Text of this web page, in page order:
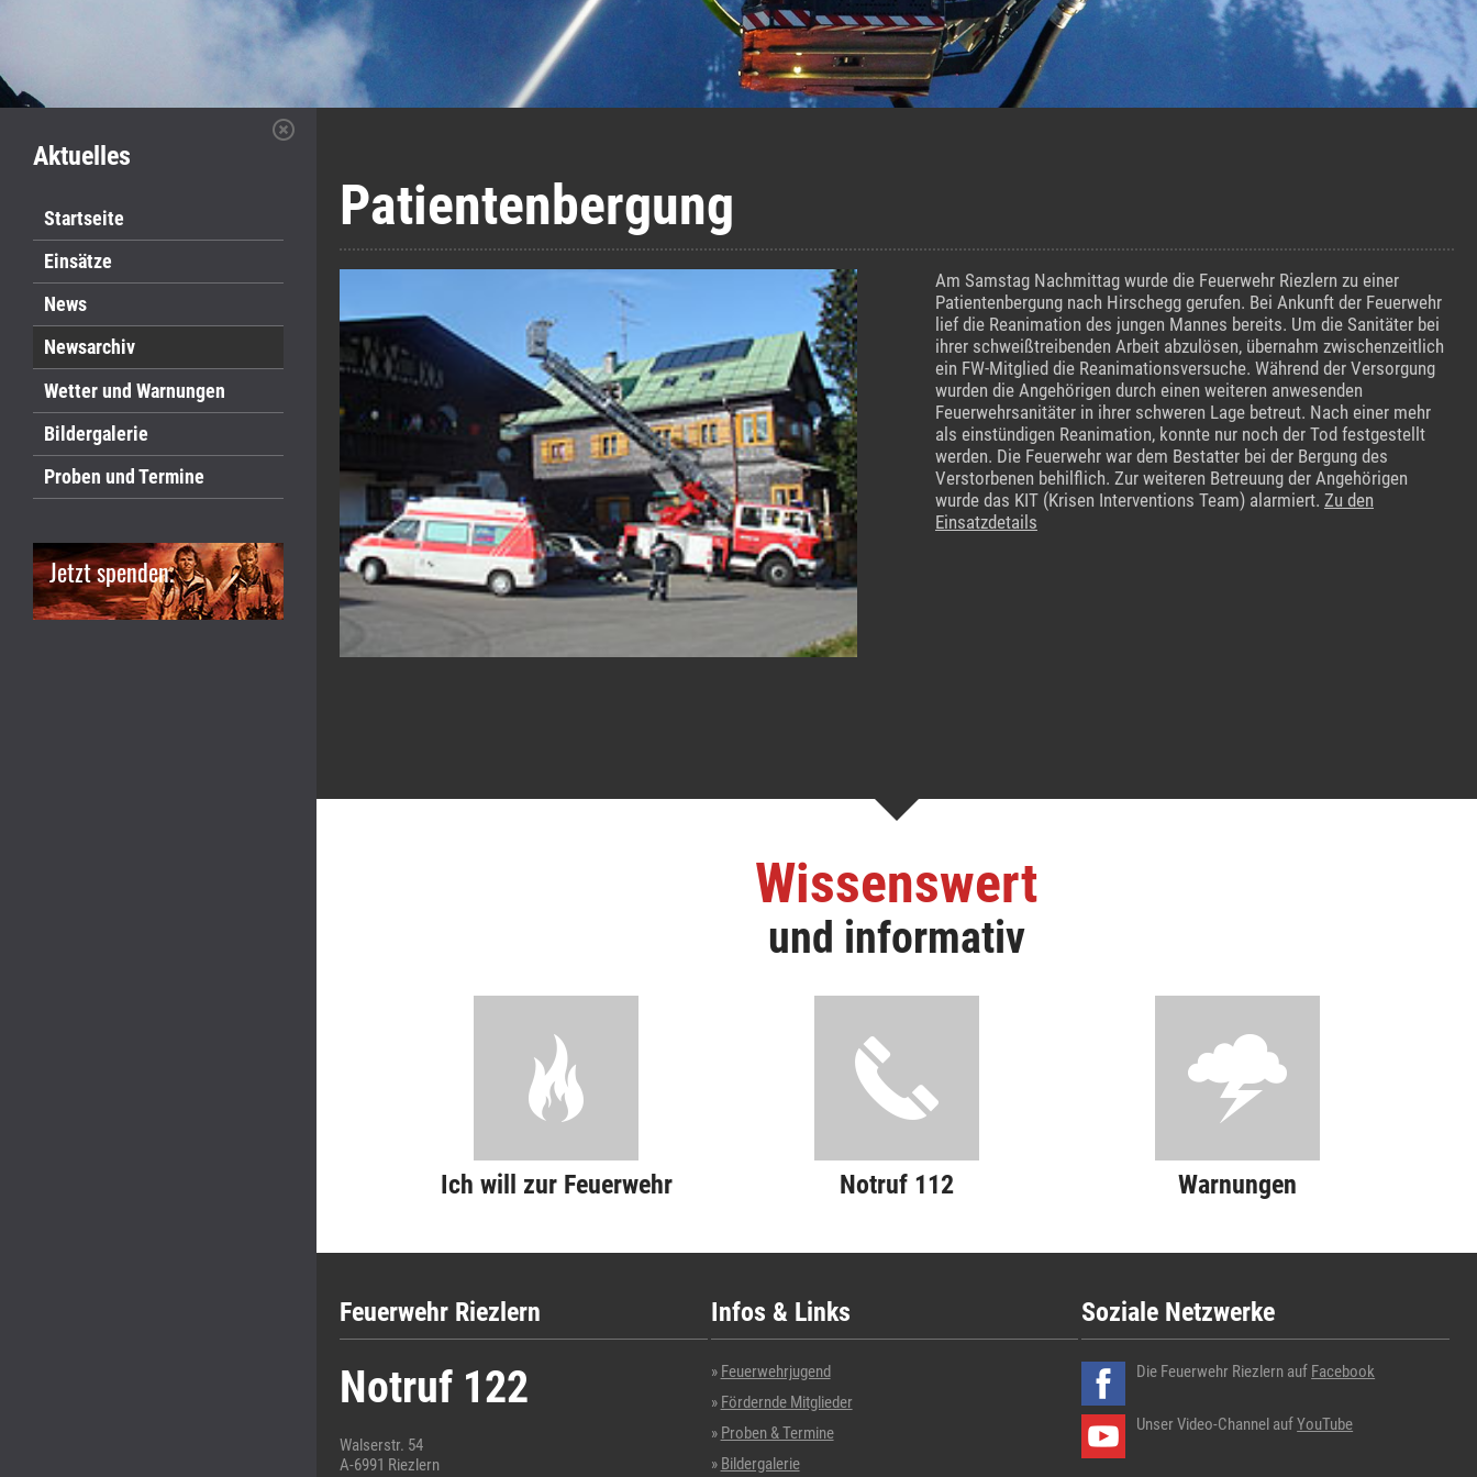
Aktuelles
Startseite
Einsätze
News
Newsarchiv
Wetter und Warnungen
Bildergalerie
Proben und Termine
Jetzt spenden.
Patientenbergung
Am Samstag Nachmittag wurde die Feuerwehr Riezlern zu einer
Patientenbergung nach Hirschegg gerufen. Bei Ankunft der Feuerwehr
lief die Reanimation des jungen Mannes bereits. Um die Sanitäter bei
ihrer schweißtreibenden Arbeit abzulösen, übernahm zwischenzeitlich
ein FW-Mitglied die Reanimationsversuche. Während der Versorgung
wurden die Angehörigen durch einen weiteren anwesenden
Feuerwehrsanitäter in ihrer schweren Lage betreut. Nach einer mehr
als einstündigen Reanimation, konnte nur noch der Tod festgestellt
werden. Die Feuerwehr war dem Bestatter bei der Bergung des
Verstorbenen behilflich. Zur weiteren Betreuung der Angehörigen
wurde das KIT (Krisen Interventions Team) alarmiert. Zu den
Einsatzdetails
Wissenswert
und informativ
Ich will zur Feuerwehr Notruf 112 Warnungen
Feuerwehr Riezlern
Notruf 122
Walserstr. 54
A-6991 Riezlern
Infos & Links
Feuerwehrjugend
Fördernde Mitglieder
Proben & Termine
Bildergalerie
Soziale Netzwerke
Die Feuerwehr Riezlern auf Facebook
Unser Video-Channel aufYouTube